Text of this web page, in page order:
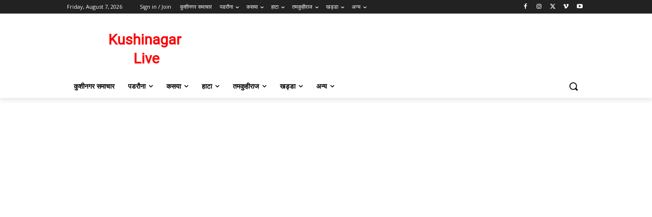
Friday, August 7, 2026 Sign in / Join कुशीनगर समाचार पडरौना कसया हाटा तमकुहीराज खड्डा अन्य
कुशीनगर समाचार पडरौना कसया हाटा तमकुहीराज खड्डा अन्य